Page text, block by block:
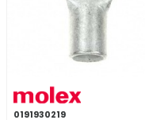
grupları ile kurulum kolaylığı
PCB ve Elektronik
Molex, sadece konektör
Nesnelerin İnterneti (IoT)
anten tasarımları dikkat
0191930219